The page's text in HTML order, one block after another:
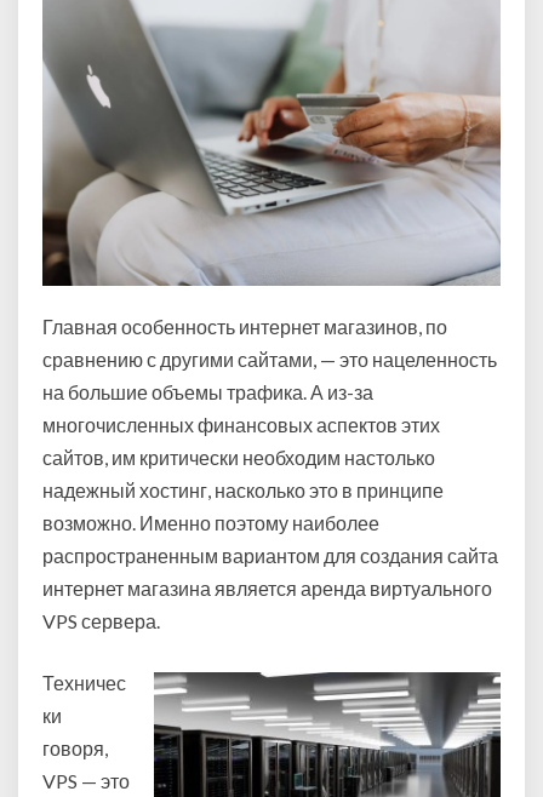
Главная особенность интернет магазинов, по
сравнению с другими сайтами, — это нацеленность
на большие объемы трафика.А из-за
многочисленных финансовых аспектов этих
сайтов, им критически необходим настолько
надежный хостинг, насколько это в принципе
возможно. Именно поэтому наиболее
распространенным вариантом для создания сайта
интернет магазина является аренда виртуального
VPS сервера.
Техничес
ки
говоря,
VPS — это